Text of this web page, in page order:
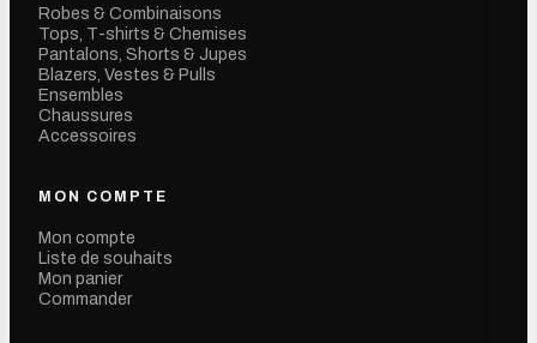
Robes & Combinaisons
Tops, T-shirts & Chemises
Pantalons, Shorts & Jupes
Blazers, Vestes & Pulls
Ensembles
Chaussures
Accessoires
MON COMPTE
Mon compte
Liste de souhaits
Mon panier
Commander